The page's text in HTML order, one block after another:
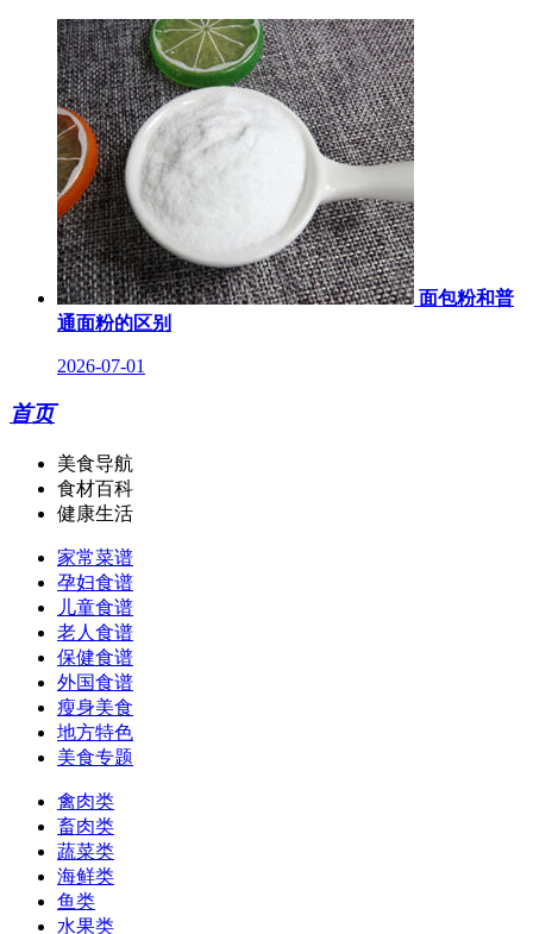
面包粉和普
通面粉的区别
2026-07-01
首页
美食导航
食材百科
健康生活
家常菜谱
孕妇食谱
儿童食谱
老人食谱
保健食谱
外国食谱
瘦身美食
地方特色
美食专题
禽肉类
畜肉类
蔬菜类
海鲜类
鱼类
水果类